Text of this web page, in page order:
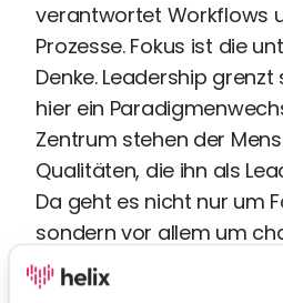
verantwortet Workflows
Prozesse. Fokus ist die
Denke. Leadership
hier ein
Zentrum stehen der
Qualitäten, die ihn als
Da geht es nicht nur um
sondern vor allem um
Merkmale, um Skills wie
Intelligenz, Integrität und